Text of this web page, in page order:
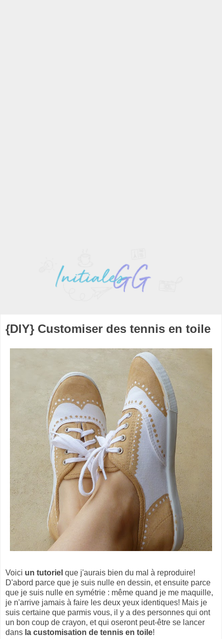
{DIY} Customiser des tennis en toile
Voici un tutoriel que j'aurais bien du mal à reproduire!
D'abord parce que je suis nulle en dessin, et ensuite parce
que je suis nulle en symétrie : même quand je me maquille,
je n'arrive jamais à faire les deux yeux identiques! Mais je
suis certaine que parmis vous, il y a des personnes qui ont
un bon coup de crayon, et qui oseront peut-être se lancer
dans la customisation de tennis en toile!